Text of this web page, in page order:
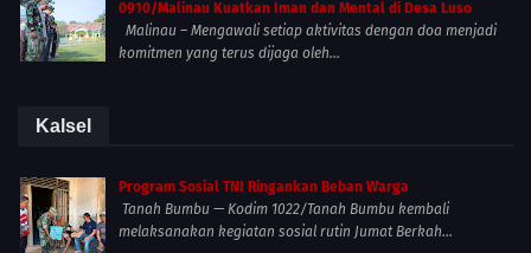
0910/Malinau Kuatkan Iman dan Mental di Desa Luso
Malinau – Mengawali setiap aktivitas dengan doa menjadi
komitmen yang terus dijaga oleh...
Kalsel
Program Sosial TNI Ringankan Beban Warga
Tanah Bumbu — Kodim 1022/Tanah Bumbu kembali
melaksanakan kegiatan sosial rutin Jumat Berkah...